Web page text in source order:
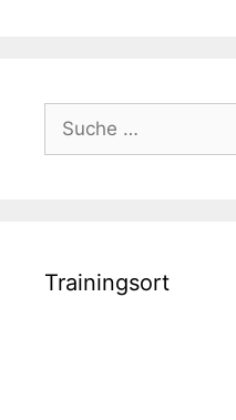
Suche
nach:
Trainingsort